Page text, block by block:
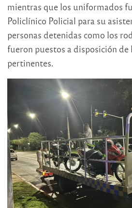
mientras que los uniformados
Policlínico Policial para su
personas detenidas como los
fueron puestos a disposición
pertinentes.